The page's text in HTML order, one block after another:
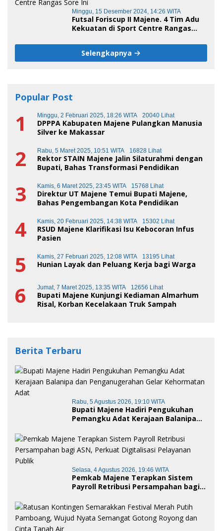
Minggu, 15 Desember 2024, 14:26 WITA
Futsal Foriscup II Majene. 4 Tim Adu
Kekuatan di Sport Centre Rangas
Selengkapnya
Popular Post
1 Minggu, 2 Februari 2025, 18:26 WITA 20040 Lihat
DPPPA Kabupaten Majene Pulangkan Manusia
Silver ke Makassar
2 Rabu, 5 Maret 2025, 10:51 WITA 16828 Lihat
Rektor STAIN Majene Jalin Silaturahmi dengan
Bupati, Bahas Transformasi Pendidikan
3 Kamis, 6 Maret 2025, 23:45 WITA 15768 Lihat
Direktur UT Majene Temui Bupati Majene,
Bahas Pengembangan Kota Pendidikan
4 Kamis, 20 Februari 2025, 14:38 WITA 15302 Lihat
RSUD Majene Klarifikasi Isu Kebocoran Infus
Pasien
5 Kamis, 27 Februari 2025, 12:08 WITA 13195 Lihat
Hunian Layak dan Peluang Kerja bagi Warga
6 Jumat, 7 Maret 2025, 13:35 WITA 12656 Lihat
Bupati Majene Kunjungi Kediaman Almarhum
Risal, Korban Kecelakaan Truk Sampah
Berita Terbaru
Rabu, 5 Agustus 2026, 19:10 WITA
Bupati Majene Hadiri Pengukuhan
Pemangku Adat Kerajaan Balanipa
Kehormatan Adat
Selasa, 4 Agustus 2026, 19:46 WITA
Pemkab Majene Terapkan Sistem
Payroll Retribusi Persampahan bagi
Publik